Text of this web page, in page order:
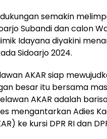
semakin
Subandi dan calon
Idayana diyakini
Sidoarjo 2024.
AKAR siap
besar itu bersama
AKAR adalah
mengantarkan Adies
ke kursi DPR RI dan